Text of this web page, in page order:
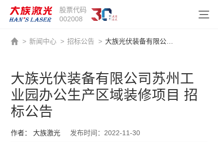
股票代码
002008
> 新闻中心 > 招标公告 >
大族光伏装备有限公司苏州工
业园办公生产区域装修项目 招
标公告
作者： 大族激光 发布时间：2022-11-30